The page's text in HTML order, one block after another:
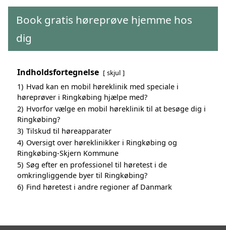
Book gratis høreprøve hjemme hos
dig
Indholdsfortegnelse skjul
1) Hvad kan en mobil høreklinik med speciale i
høreprøver i Ringkøbing hjælpe med?
2) Hvorfor vælge en mobil høreklinik til at besøge dig i
Ringkøbing?
3) Tilskud til høreapparater
4) Oversigt over høreklinikker i Ringkøbing og
Ringkøbing-Skjern Kommune
5) Søg efter en professionel til høretest i de
omkringliggende byer til Ringkøbing?
6) Find høretest i andre regioner af Danmark